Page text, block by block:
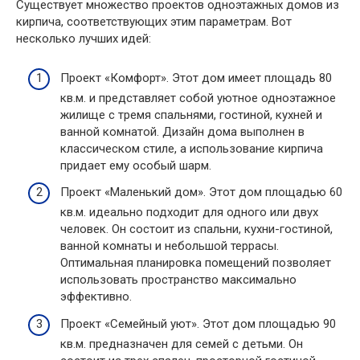
Существует множество проектов одноэтажных домов из
кирпича, соответствующих этим параметрам. Вот
несколько лучших идей:
Проект «Комфорт». Этот дом имеет площадь 80
кв.м. и представляет собой уютное одноэтажное
жилище с тремя спальнями, гостиной, кухней и
ванной комнатой. Дизайн дома выполнен в
классическом стиле, а использование кирпича
придает ему особый шарм.
Проект «Маленький дом». Этот дом площадью 60
кв.м. идеально подходит для одного или двух
человек. Он состоит из спальни, кухни-гостиной,
ванной комнаты и небольшой террасы.
Оптимальная планировка помещений позволяет
использовать пространство максимально
эффективно.
Проект «Семейный уют». Этот дом площадью 90
кв.м. предназначен для семей с детьми. Он